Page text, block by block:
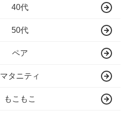
40代
50代
ペア
マタニティ
もこもこ